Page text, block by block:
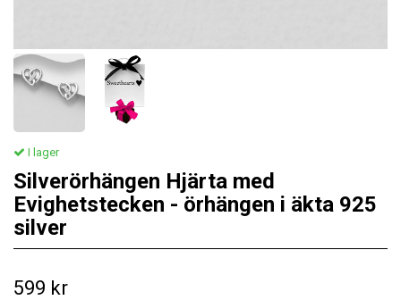
I lager
Silverörhängen Hjärta med
Evighetstecken - örhängen i äkta 925
silver
599 kr